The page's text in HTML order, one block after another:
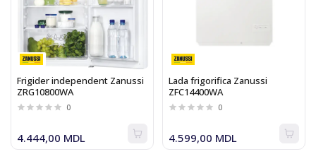
Frigider independent Zanussi
ZRG10800WA
0
4.444,00 MDL
Lada frigorifica Zanussi
ZFC14400WA
0
4.599,00 MDL